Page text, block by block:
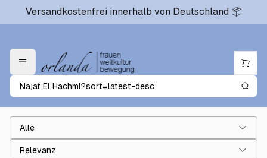
Versandkostenfrei innerhalb von Deutschland 📦
Alle
Relevanz